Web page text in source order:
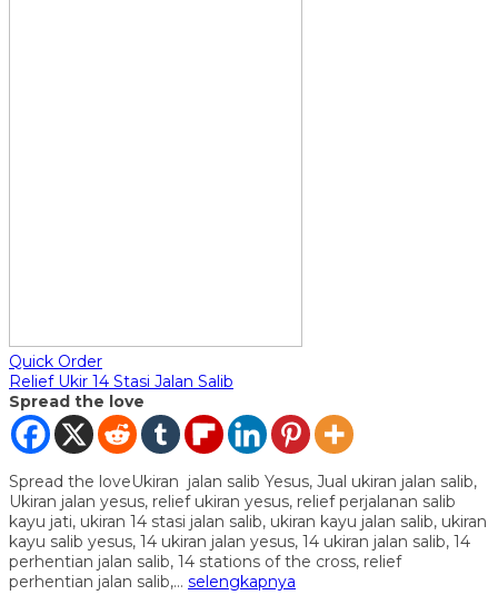
Quick Order
Relief Ukir 14 Stasi Jalan Salib
Spread the love
Spread the loveUkiran jalan salib Yesus, Jual ukiran jalan salib,
Ukiran jalan yesus, relief ukiran yesus, relief perjalanan salib
kayu jati, ukiran 14 stasi jalan salib, ukiran kayu jalan salib, ukiran
kayu salib yesus, 14 ukiran jalan yesus, 14 ukiran jalan salib, 14
perhentian jalan salib, 14 stations of the cross, relief
perhentian jalan salib,… selengkapnya